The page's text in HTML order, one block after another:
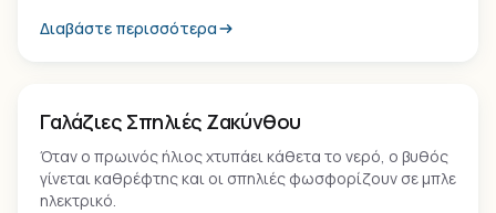
Διαβάστε περισσότερα
Τοπόσημο
Γαλάζιες Σπηλιές Ζακύνθου
Όταν ο πρωινός ήλιος χτυπάει κάθετα το νερό, ο βυθός
γίνεται καθρέφτης και οι σπηλιές φωσφορίζουν σε μπλε
ηλεκτρικό.